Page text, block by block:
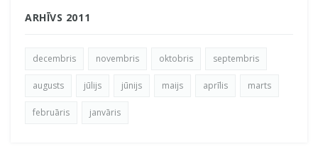
ARHĪVS 2011
decembris novembris oktobris septembris
augusts jūlijs jūnijs maijs aprīlis marts
februāris janvāris